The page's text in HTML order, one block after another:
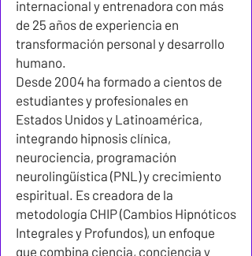
internacional y entrenadora con más
de 25 años de experiencia en
transformación personal y desarrollo
humano.
Desde 2004 ha formado a cientos de
estudiantes y profesionales en
Estados Unidos y Latinoamérica,
integrando hipnosis clínica,
neurociencia, programación
neurolingüística (PNL) y crecimiento
espiritual. Es creadora de la
metodología CHIP (Cambios Hipnóticos
Integrales y Profundos), un enfoque
que combina ciencia, conciencia y